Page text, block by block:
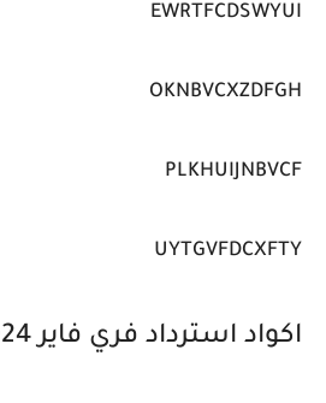
EWRTFCDSWYUI
OKNBVCXZDFGH
PLKHUIJNBVCF
UYTGVFDCXFTY
اكواد استرداد فري فاير 2024